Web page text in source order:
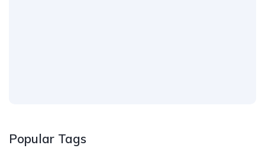
Popular Tags